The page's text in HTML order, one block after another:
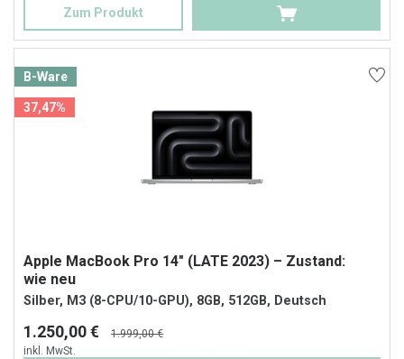
Zum Produkt
B-Ware
37,47%
Apple MacBook Pro 14" (LATE 2023) – Zustand:
wie neu
Silber, M3 (8-CPU/10-GPU), 8GB, 512GB, Deutsch
1.250,00 €
1.999,00 €
inkl. MwSt.